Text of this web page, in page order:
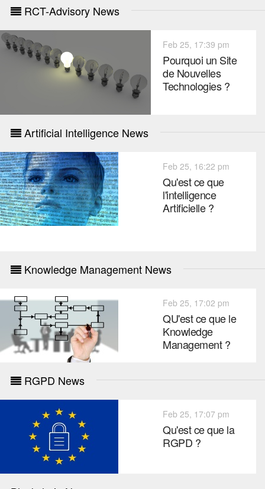
RCT-Advisory News
Feb 25, 17:39 pm
Pourquoi un Site
de Nouvelles
Technologies ?
Artificial Intelligence News
Feb 25, 16:22 pm
Qu'est ce que
l'intelligence
Artificielle ?
Knowledge Management News
Feb 25, 17:02 pm
QU'est ce que le
Knowledge
Management ?
RGPD News
Feb 25, 17:07 pm
Qu'est ce que la
RGPD ?